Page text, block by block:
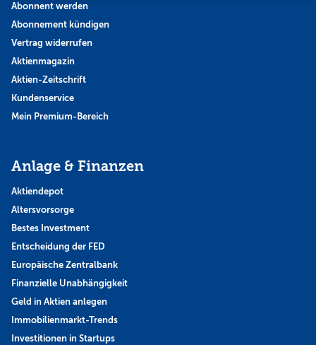
Abonnent werden
Abonnement kündigen
Vertrag widerrufen
Aktienmagazin
Aktien-Zeitschrift
Kundenservice
Mein Premium-Bereich
Anlage & Finanzen
Aktiendepot
Altersvorsorge
Bestes Investment
Entscheidung der FED
Europäische Zentralbank
Finanzielle Unabhängigkeit
Geld in Aktien anlegen
Immobilienmarkt-Trends
Investitionen in Startups